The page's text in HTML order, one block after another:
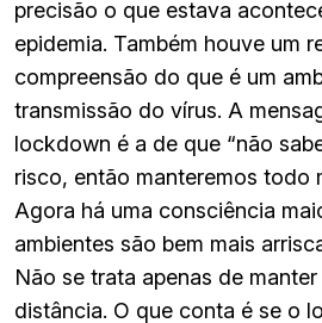
precisão o que estava
epidemia. Também houve um
compreensão do que é um
transmissão do vírus. A
lockdown é a de que “não
risco, então manteremos todo
Agora há uma consciência
ambientes são bem mais
Não se trata apenas de
distância. O que conta é se o